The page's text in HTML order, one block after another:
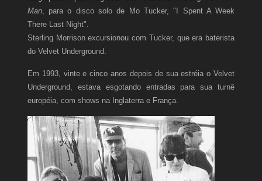
Man, para o disco solo de Mo Tucker, "I Spent A Week
There Last Night".
Sterling Morrison excursionou com Tucker, que era baterista
do Velvet Underground.
Em 1993, vinte e cinco anos depois de sua estréia o Velvet
Underground, estava esgotando entradas para sua turnê
européia, com shows na Inglaterra e França.